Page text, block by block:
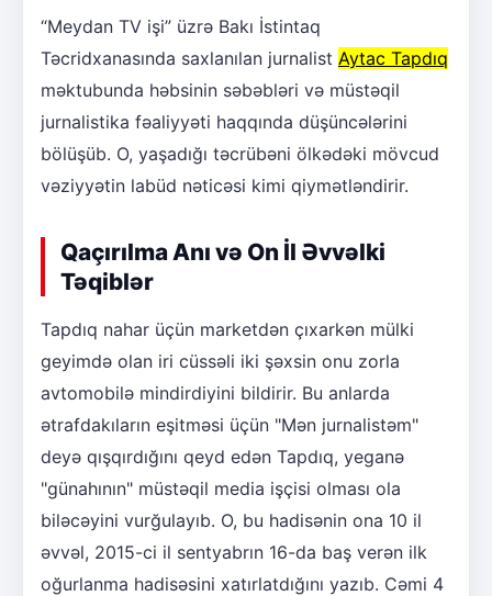
“Meydan TV işi” üzrə Bakı İstintaq
Təcridxanasında saxlanılan jurnalist Aytac Tapdıq
məktubunda həbsinin səbəbləri və müstəqil
jurnalistika fəaliyyəti haqqında düşüncələrini
bölüşüb. O, yaşadığı təcrübəni ölkədəki mövcud
vəziyyətin labüd nəticəsi kimi qiymətləndirir.
Qaçırılma Anı və On İl Əvvəlki
Təqiblər
Tapdıq nahar üçün marketdən çıxarkən mülki
geyimdə olan iri cüssəli iki şəxsin onu zorla
avtomobilə mindirdiyini bildirir. Bu anlarda
ətrafdakıların eşitməsi üçün "Mən jurnalistəm"
deyə qışqırdığını qeyd edən Tapdıq, yeganə
"günahının" müstəqil media işçisi olması ola
biləcəyini vurğulayıb. O, bu hadisənin ona 10 il
əvvəl, 2015-ci il sentyabrın 16-da baş verən ilk
oğurlanma hadisəsini xatırlatdığını yazıb. Cəmi 4